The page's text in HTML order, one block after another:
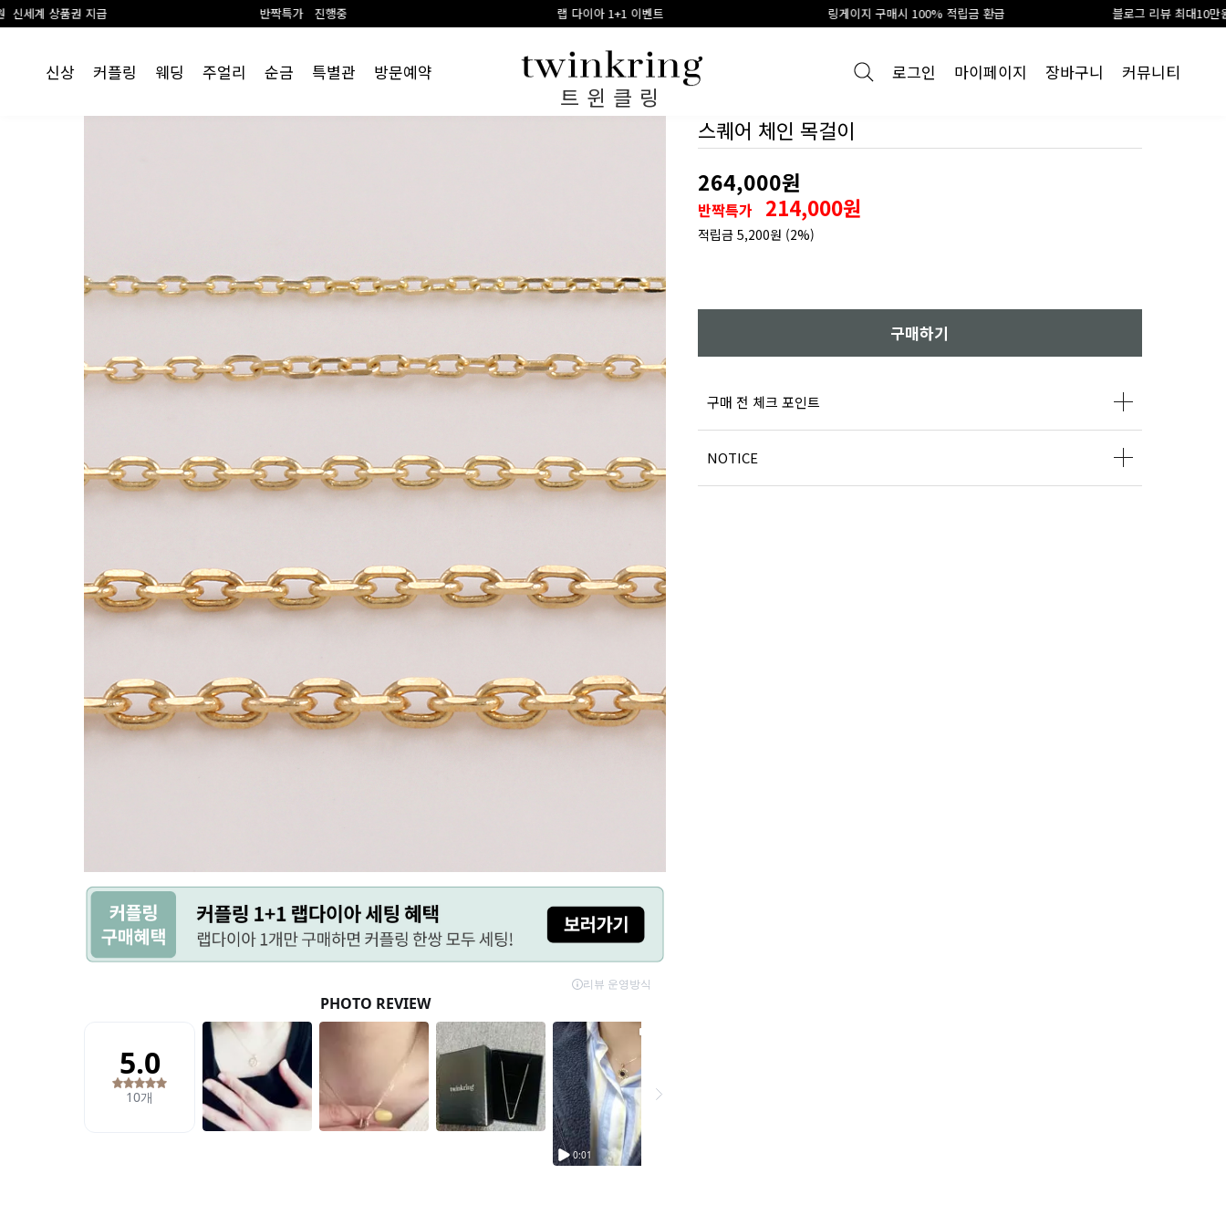
링게이지 구매시 100% 적립금 환급 블로그 리뷰 최대10만원 신세계 상품권 지급
트윈클링
신상 커플링 웨딩 주얼리 순금 특별관 방문예약 로그인 마이페이지 장바구니 커뮤니티
스퀘어 체인 목걸이
264,000원
반짝특가 214,000원
적립금 5,200원 (2%)
구매하기
구매 전 체크 포인트
NOTICE